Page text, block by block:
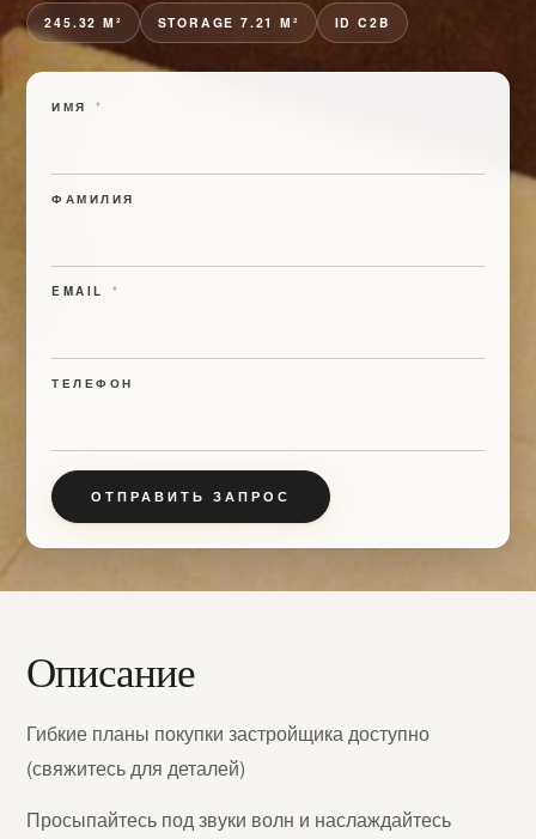
245.32 M² STORAGE 7.21 M² ID C2B
ИМЯ *
ФАМИЛИЯ
EMAIL *
ТЕЛЕФОН
ОТПРАВИТЬ ЗАПРОС
Описание
Гибкие планы покупки застройщика доступно
(свяжитесь для деталей)
Просыпайтесь под звуки волн и наслаждайтесь